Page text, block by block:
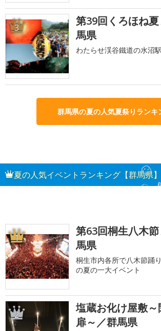
3
第39回くろほね
馬県
わたらせ渓谷鐵道の水沼
群馬県の夏の人気夏祭りランキ
夏の人気イベントランキング【群馬県】
1
第63回桐生八木
馬県
桐生市内各所で八木節踊
の夏の一大イベント
2
塩蔵お化け屋敷
扉～／群馬県